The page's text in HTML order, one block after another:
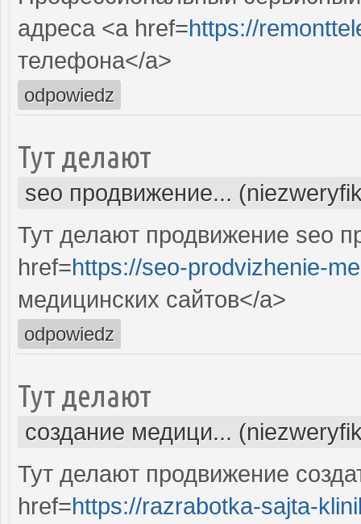
адреса <a href=https://
телефона</a>
odpowiedz
Тут делают
seo продвижение...
Тут делают продвижение seo
href=https://seo-prodvizhenie-
медицинских сайтов</a>
odpowiedz
Тут делают
создание медици...
Тут делают продвижение
href=https://razrabotka-sajta-